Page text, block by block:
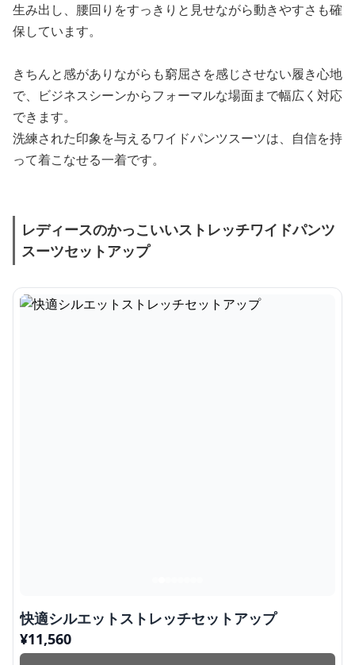
生み出し、腰回りをすっきりと見せながら動きやすさも確
保しています。
きちんと感がありながらも窮屈さを感じさせない履き心地
で、ビジネスシーンからフォーマルな場面まで幅広く対応
できます。
洗練された印象を与えるワイドパンツスーツは、自信を持
って着こなせる一着です。
レディースのかっこいいストレッチワイドパンツ
スーツセットアップ
快適シルエットストレッチセットアップ
¥11,560